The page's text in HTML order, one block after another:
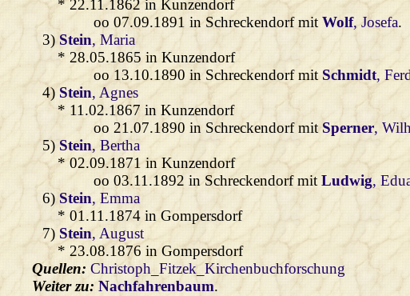
* 22.11.1862 in Kunzendorf
oo 07.09.1891 in Schreckendorf mitWolf, Josefa.
3)Stein, Maria
* 28.05.1865 in Kunzendorf
oo 13.10.1890 in Schreckendorf mit Schmidt,
4)Stein, Agnes
* 11.02.1867 in Kunzendorf
oo 21.07.1890 in Schreckendorf mitSperner,
5) Stein, Bertha
* 02.09.1871 in Kunzendorf
oo 03.11.1892 in Schreckendorf mitLudwig,
6)Stein, Emma
* 01.11.1874 in Gompersdorf
7) Stein, August
* 23.08.1876 in Gompersdorf
Quellen: Christoph_Fitzek_Kirchenbuchforschung
Weiter zu: Nachfahrenbaum.